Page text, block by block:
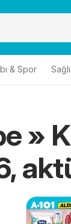
& Spor
»